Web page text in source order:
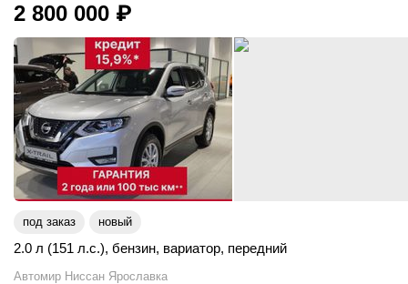
2 800 000 ₽
под заказ новый
2.0 л (151 л.с.), бензин, вариатор, передний
Автомир Ниссан Ярославка